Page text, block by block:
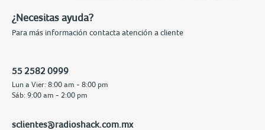
¿Necesitas ayuda?
Para más información contacta atención a cliente
55 2582 0999
Lun a Vier: 8:00 am - 8:00 pm
Sáb: 9:00 am - 2:00 pm
sclientes@radioshack.com.mx